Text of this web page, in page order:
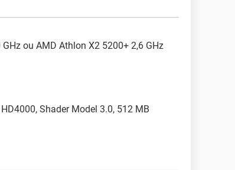
ou AMD Athlon X2 5200+ 2,6 GHz
Shader Model 3.0, 512 MB